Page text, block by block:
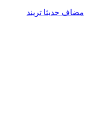
مضاف حديثا تريند